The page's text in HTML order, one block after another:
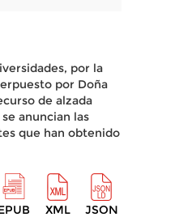
por la
por Doña
de alzada
anuncian las
que han obtenido
XML JSON